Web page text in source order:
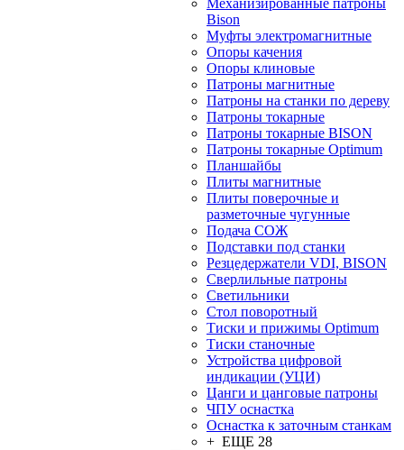
Механизированные патроны
Bison
Муфты электромагнитные
Опоры качения
Опоры клиновые
Патроны магнитные
Патроны на станки по дереву
Патроны токарные
Патроны токарные BISON
Патроны токарные Optimum
Планшайбы
Плиты магнитные
Плиты поверочные и
разметочные чугунные
Подача СОЖ
Подставки под станки
Резцедержатели VDI, BISON
Сверлильные патроны
Светильники
Стол поворотный
Тиски и прижимы Optimum
Тиски станочные
Устройства цифровой
индикации (УЦИ)
Цанги и цанговые патроны
ЧПУ оснастка
Оснастка к заточным станкам
+ ЕЩЕ 28